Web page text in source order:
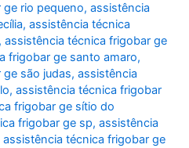
rio pequeno,assistência
,assistência técnica
,assistência técnica frigobar ge
frigobar ge santo amaro,
são judas,assistência
,assistência técnica frigobar
frigobar ge sítio do
frigobar ge sp,assistência
assistência técnica frigobar ge